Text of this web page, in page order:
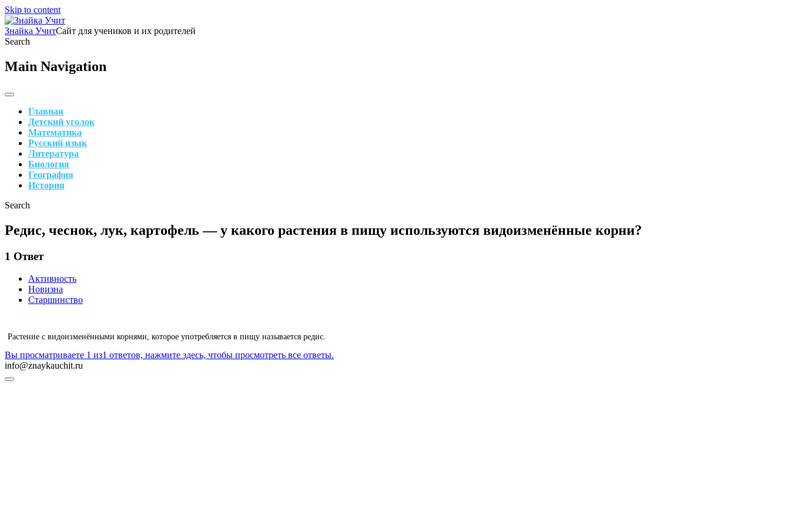
Skip to content
Знайка УчитСайт для учеников и их родителей
Search
Main Navigation
Главная
Детский уголок
Математика
Русский язык
Литература
Биология
География
История
Search
Редис, чеснок, лук, картофель — у какого растения в пищу используются видоизменённые корни?
1 Ответ
Активность
Новизна
Старшинство
Растение с видоизменёнными корнями, которое употребляется в пищу называется редис.
Вы просматриваете 1 из1 ответов, нажмите здесь, чтобы просмотреть все ответы.
info@znaykauchit.ru